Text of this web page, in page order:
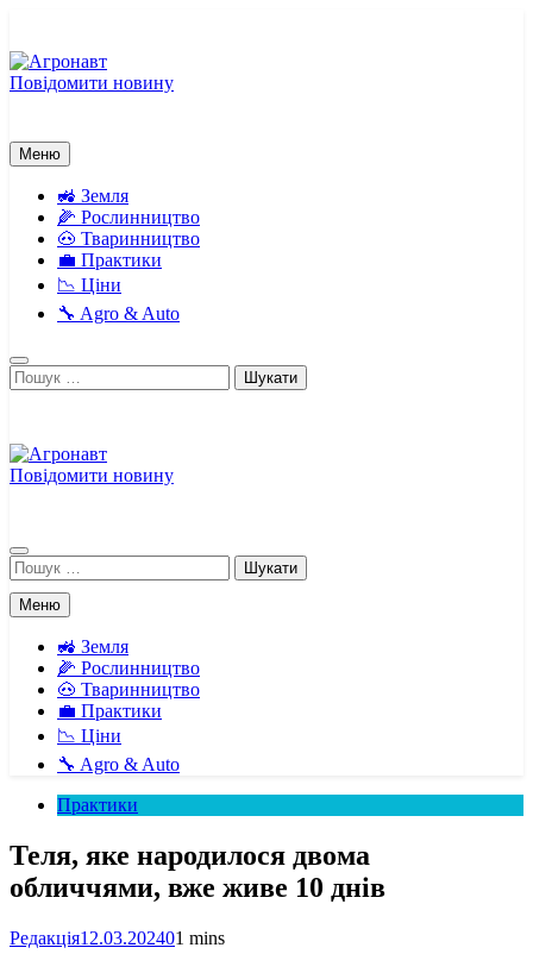
вмісту
Повідомити новину
Меню
🚜 Земля
🌽 Рослинництво
🐽 Тваринництво
💼 Практики
📉 Ціни
🔧 Agro & Auto
Пошук:
Повідомити новину
Пошук:
Меню
🚜 Земля
🌽 Рослинництво
🐽 Тваринництво
💼 Практики
📉 Ціни
🔧 Agro & Auto
Практики
Теля, яке народилося двома
обличчями, вже живе 10 днів
Редакція12.03.202401 mins